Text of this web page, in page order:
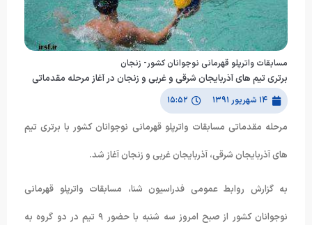
مسابقات واترپلو قهرمانی نوجوانان كشور- زنجان
برتری تیم های آذربایجان شرقی و غربی و زنجان در آغاز مرحله مقدماتی
۱۴ شهریور ۱۳۹۱ ۱۵:۵۲
مرحله مقدماتی مسابقات واترپلو قهرمانی نوجوانان کشور با برتری تیم
های آذربایجان شرقی، آذربایجان غربی و زنجان آغاز شد.
به گزارش روابط عمومی فدراسیون شنا، مسابقات واترپلو قهرمانی
نوجوانان کشور از صبح امروز سه شنبه با حضور ٩ تیم در دو گروه به